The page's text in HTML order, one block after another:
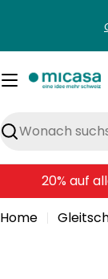
springen
Suchen
20% auf
Home